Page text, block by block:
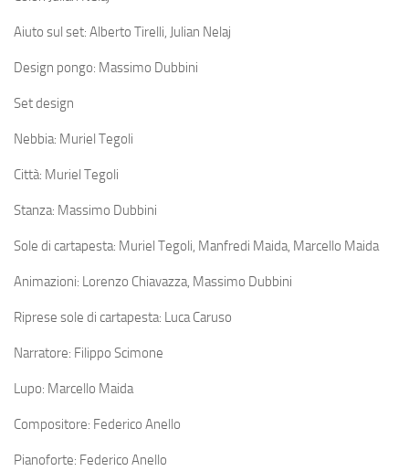
Aiuto sul set: Alberto Tirelli, Julian Nelaj
Design pongo: Massimo Dubbini
Set design
Nebbia: Muriel Tegoli
Città: Muriel Tegoli
Stanza: Massimo Dubbini
Sole di cartapesta: Muriel Tegoli, Manfredi Maida, Marcello Maida
Animazioni: Lorenzo Chiavazza, Massimo Dubbini
Riprese sole di cartapesta: Luca Caruso
Narratore: Filippo Scimone
Lupo: Marcello Maida
Compositore: Federico Anello
Pianoforte: Federico Anello